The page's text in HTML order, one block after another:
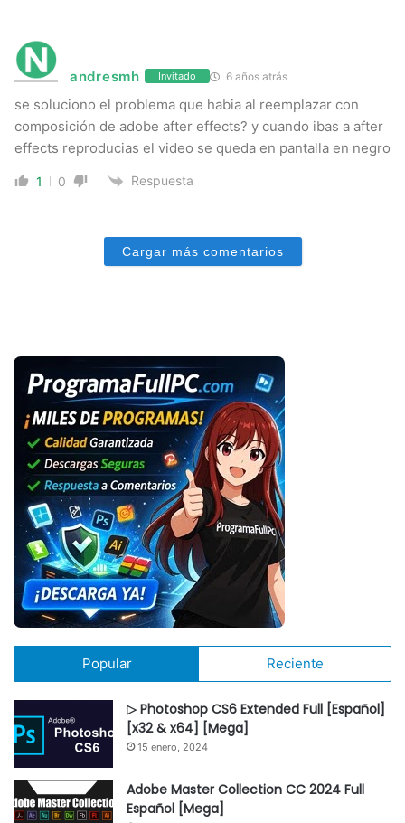
andresmh Invitado 6 años atrás
se soluciono el problema que habia al reemplazar con
composición de adobe after effects? y cuando ibas a after
effects reproducias el video se queda en pantalla en negro
1 0 Respuesta
Cargar más comentarios
Popular Reciente
▷ Photoshop CS6 Extended Full [Español]
[x32 & x64] [Mega]
15 enero, 2024
Adobe Master Collection CC 2024 Full
Español [Mega]